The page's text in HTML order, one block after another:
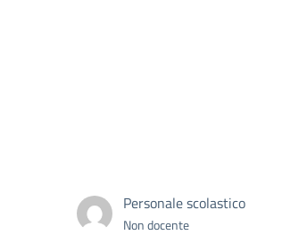
Personale scolastico
Non docente